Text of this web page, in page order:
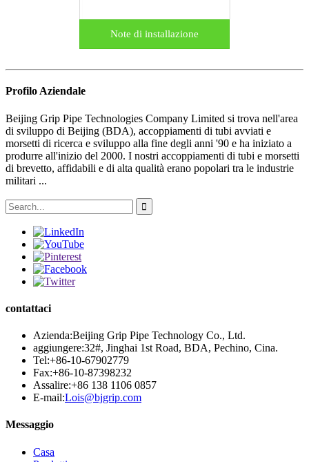
Note di installazione
Profilo Aziendale
Beijing Grip Pipe Technologies Company Limited si trova nell'area
di sviluppo di Beijing (BDA), accoppiamenti di tubi avviati e
morsetti di ricerca e sviluppo alla fine degli anni '90 e ha iniziato a
produrre all'inizio del 2000. I nostri accoppiamenti di tubi e morsetti
di brevetto, affidabili e di alta qualità erano popolari tra le industrie
militari ...
contattaci
Azienda:Beijing Grip Pipe Technology Co., Ltd.
aggiungere:32#, Jinghai 1st Road, BDA, Pechino, Cina.
Tel:+86-10-67902779
Fax:+86-10-87398232
Assalire:+86 138 1106 0857
E-mail:Lois@bjgrip.com
Messaggio
Casa